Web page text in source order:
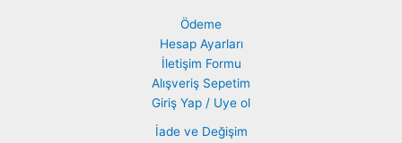
Ödeme
Hesap Ayarları
İletişim Formu
Alışveriş Sepetim
Giriş Yap / Uye ol
İade ve Değişim